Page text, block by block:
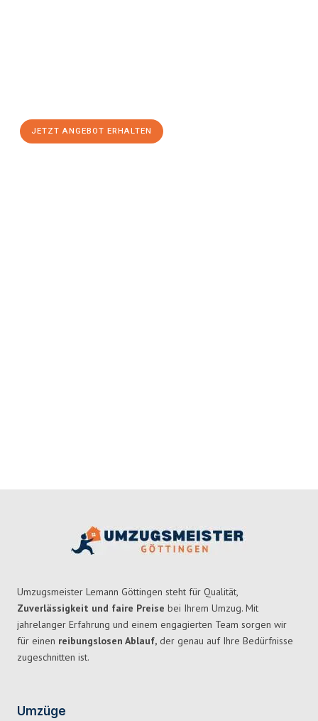
JETZT ANGEBOT ERHALTEN
Umzugsmeister Lemann Göttingen steht für Qualität,
Zuverlässigkeit und faire Preise bei Ihrem Umzug. Mit
jahrelanger Erfahrung und einem engagierten Team sorgen wir
für einen reibungslosen Ablauf, der genau auf Ihre Bedürfnisse
zugeschnitten ist.
Umzüge